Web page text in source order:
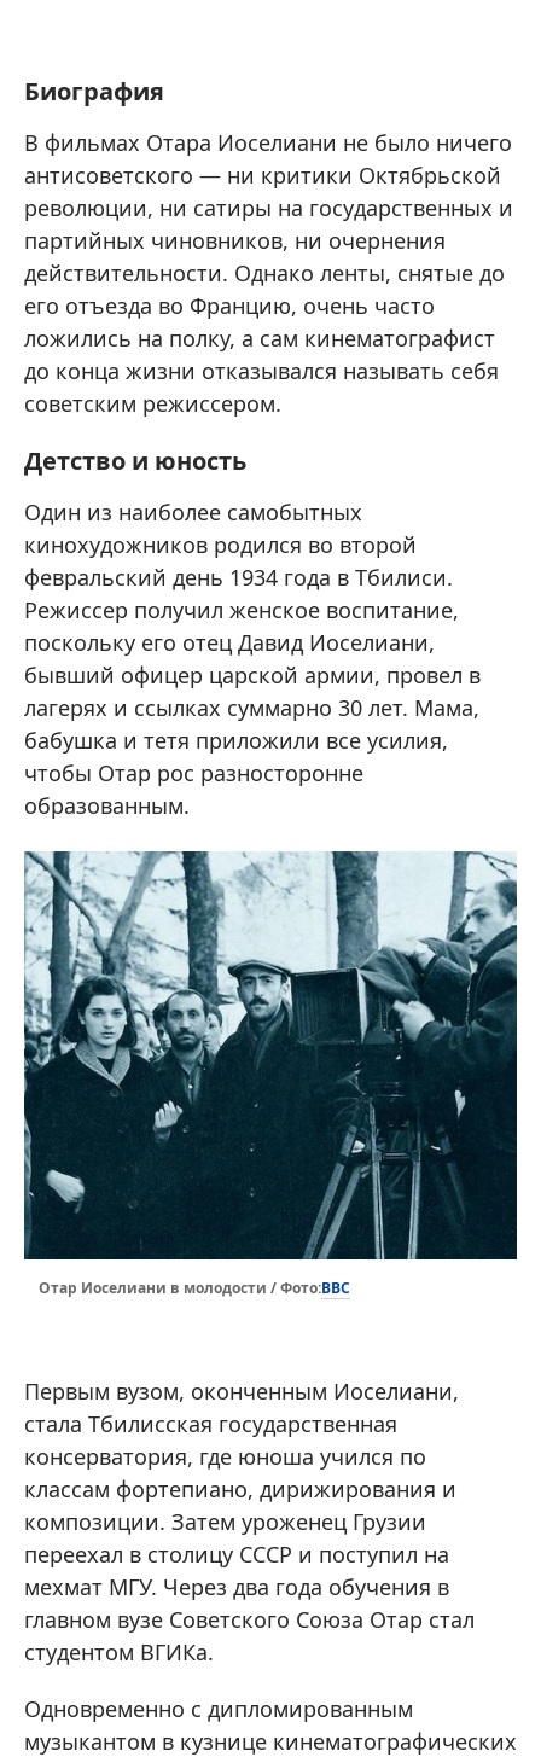
Биография
В фильмах Отара Иоселиани не было ничего
антисоветского — ни критики Октябрьской
революции, ни сатиры на государственных и
партийных чиновников, ни очернения
действительности. Однако ленты, снятые до
его отъезда во Францию, очень часто
ложились на полку, а сам кинематографист
до конца жизни отказывался называть себя
советским режиссером.
Детство и юность
Один из наиболее самобытных
кинохудожников родился во второй
февральский день 1934 года в Тбилиси.
Режиссер получил женское воспитание,
поскольку его отец Давид Иоселиани,
бывший офицер царской армии, провел в
лагерях и ссылках суммарно 30 лет. Мама,
бабушка и тетя приложили все усилия,
чтобы Отар рос разносторонне
образованным.
Отар Иоселиани в молодости / Фото:BBC
Первым вузом, оконченным Иоселиани,
стала Тбилисская государственная
консерватория, где юноша учился по
классам фортепиано, дирижирования и
композиции. Затем уроженец Грузии
переехал в столицу СССР и поступил на
мехмат МГУ. Через два года обучения в
главном вузе Советского Союза Отар стал
студентом ВГИКа.
Одновременно с дипломированным
музыкантом в кузнице кинематографических